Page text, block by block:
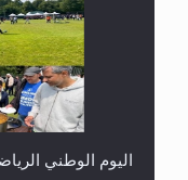
اليوم الوطني